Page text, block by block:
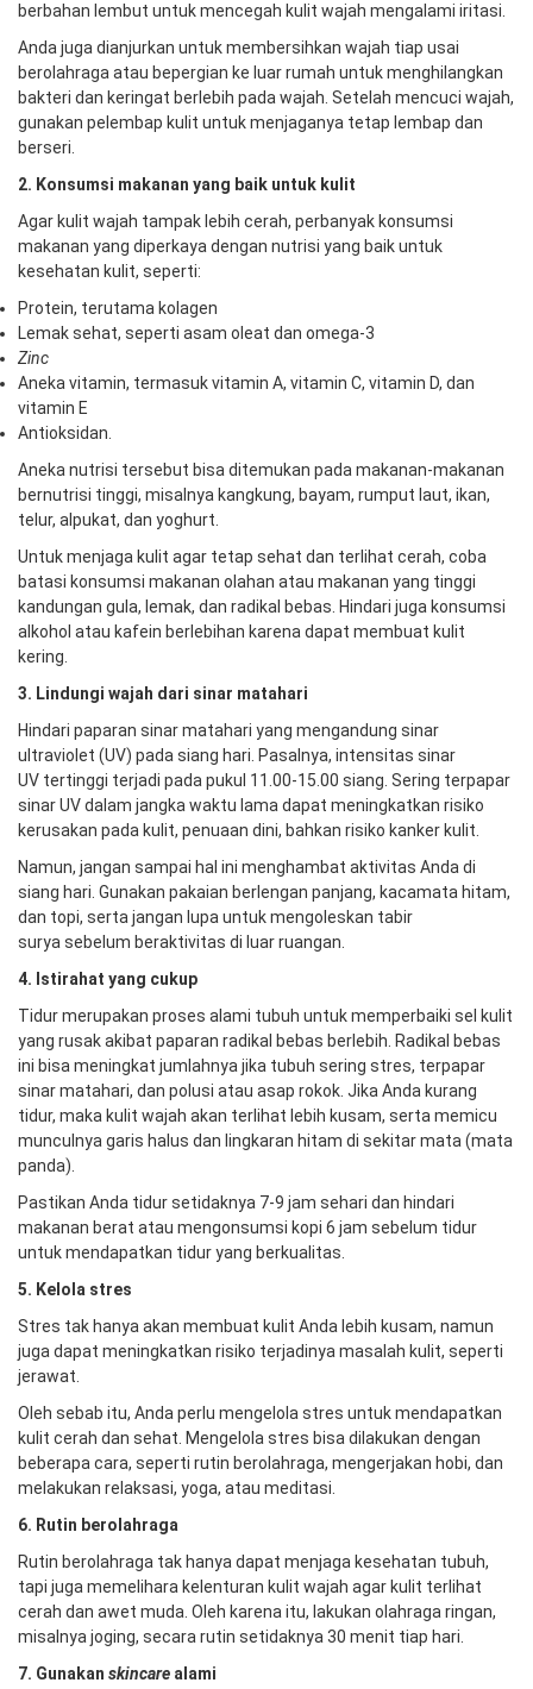
berbahan lembut untuk mencegah kulit wajah mengalami iritasi.
Anda juga dianjurkan untuk membersihkan wajah tiap usai
berolahraga atau bepergian ke luar rumah untuk menghilangkan
bakteri dan keringat berlebih pada wajah. Setelah mencuci wajah,
gunakan pelembap kulit untuk menjaganya tetap lembap dan
berseri.
2. Konsumsi makanan yang baik untuk kulit
Agar kulit wajah tampak lebih cerah, perbanyak konsumsi
makanan yang diperkaya dengan nutrisi yang baik untuk
kesehatan kulit, seperti:
Protein, terutama kolagen
Lemak sehat, seperti asam oleat dan omega-3
Zinc
Aneka vitamin, termasuk vitamin A, vitamin C, vitamin D, dan
vitamin E
Antioksidan.
Aneka nutrisi tersebut bisa ditemukan pada makanan-makanan
bernutrisi tinggi, misalnya kangkung, bayam, rumput laut, ikan,
telur, alpukat, dan yoghurt.
Untuk menjaga kulit agar tetap sehat dan terlihat cerah, coba
batasi konsumsi makanan olahan atau makanan yang tinggi
kandungan gula, lemak, dan radikal bebas. Hindari juga konsumsi
alkohol atau kafein berlebihan karena dapat membuat kulit
kering.
3. Lindungi wajah d ari sinar matahari
Hindari paparan sinar matahari yang mengandung sinar
ultraviolet (UV) pada siang hari. Pasalnya, intensitas sinar
UV tertinggi terjadi pada pukul 11.00-15.00 siang. Sering terpapar
sinar UV dalam jangka waktu lama dapat meningkatkan risiko
kerusakan pada kulit, penuaan dini, bahkan risiko kanker kulit.
Namun, jangan sampai hal ini menghambat aktivitas Anda di
siang hari. Gunakan pakaian berlengan panjang, kacamata hitam,
dan topi, serta jangan lupa untuk mengoleskan tabir
surya sebelum beraktivitas di luar ruangan.
4. Istirahat yang cukup
Tidur merupakan proses alami tubuh untuk memperbaiki sel kulit
yang rusak akibat paparan radikal bebas berlebih. Radikal bebas
ini bisa meningkat jumlahnya jika tubuh sering stres, terpapar
sinar matahari, dan polusi atau asap rokok. Jika Anda kurang
tidur, maka kulit wajah akan terlihat lebih kusam, serta memicu
munculnya garis halus dan lingkaran hitam di sekitar mata (mata
panda).
Pastikan Anda tidur setidaknya 7-9 jam sehari dan hindari
makanan berat atau mengonsumsi kopi 6 jam sebelum tidur
untuk mendapatkan tidur yang berkualitas.
5. Kelola stres
Stres tak hanya akan membuat kulit Anda lebih kusam, namun
juga dapat meningkatkan risiko terjadinya masalah kulit, seperti
jerawat.
Oleh sebab itu, Anda perlu mengelola stres untuk mendapatkan
kulit cerah dan sehat. Mengelola stres bisa dilakukan dengan
beberapa cara, seperti rutin berolahraga, mengerjakan hobi, dan
melakukan relaksasi, yoga, atau meditasi.
6. Rutin berolahraga
Rutin berolahraga tak hanya dapat menjaga kesehatan tubuh,
tapi juga memelihara kelenturan kulit wajah agar kulit terlihat
cerah dan awet muda. Oleh karena itu, lakukan olahraga ringan,
misalnya joging, secara rutin setidaknya 30 menit tiap hari.
7. Gunakan skincare alami